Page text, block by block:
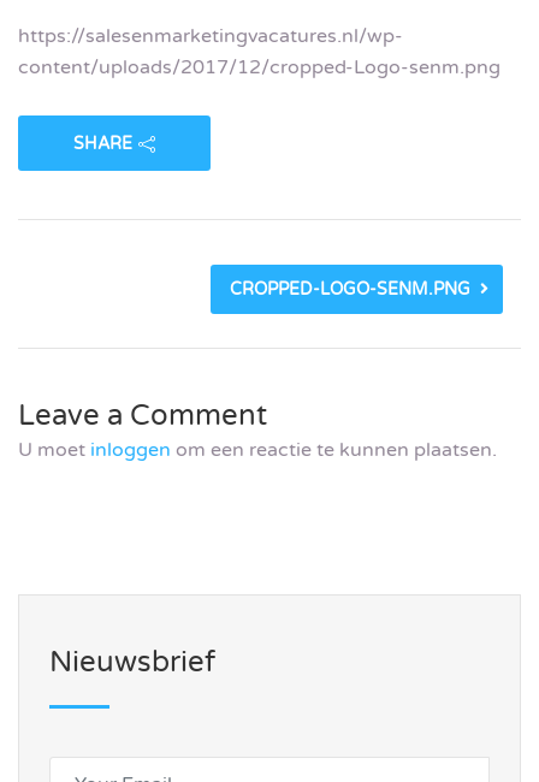
https://salesenmarketingvacatures.nl/wp-
content/uploads/2017/12/cropped-Logo-senm.png
SHARE
CROPPED-LOGO-SENM.PNG
Leave a Comment
U moet inloggen om een reactie te kunnen plaatsen.
Nieuwsbrief